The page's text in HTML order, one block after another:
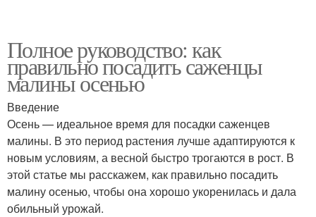
Полное руководство: как
правильно посадить саженцы
малины осенью
Введение
Осень — идеальное время для посадки саженцев
малины. В это период растения лучше адаптируются к
новым условиям, а весной быстро трогаются в рост. В
этой статье мы расскажем, как правильно посадить
малину осенью, чтобы она хорошо укоренилась и дала
обильный урожай.